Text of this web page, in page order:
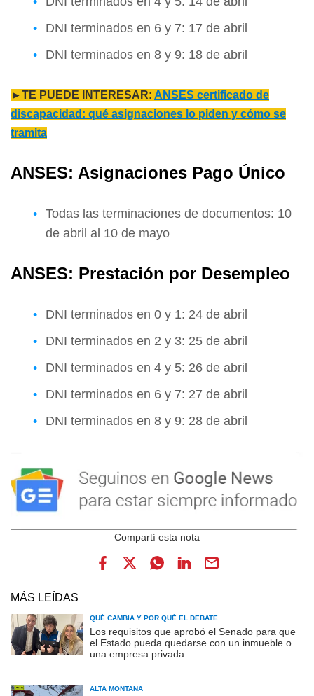
DNI terminados en 6 y 7: 17 de abril
DNI terminados en 8 y 9: 18 de abril
►TE PUEDE INTERESAR: ANSES certificado de
discapacidad: qué asignaciones lo piden y cómo se
tramita
ANSES: Asignaciones Pago Único
Todas las terminaciones de documentos: 10
de abril al 10 de mayo
ANSES: Prestación por Desempleo
DNI terminados en 0 y 1: 24 de abril
DNI terminados en 2 y 3: 25 de abril
DNI terminados en 4 y 5: 26 de abril
DNI terminados en 6 y 7: 27 de abril
DNI terminados en 8 y 9: 28 de abril
MÁS LEÍDAS
QUÉ CAMBIA Y POR QUÉ EL DEBATE
Los requisitos que aprobó el Senado para que
el Estado pueda quedarse con un inmueble o
una empresa privada
ALTA MONTAÑA